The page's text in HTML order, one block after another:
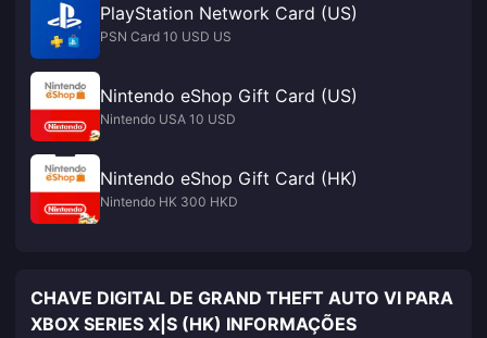
PlayStation Network Card (US)
PSN Card 10 USD US
Nintendo eShop Gift Card (US)
Nintendo USA 10 USD
Nintendo eShop Gift Card (HK)
Nintendo HK 300 HKD
CHAVE DIGITAL DE GRAND THEFT AUTO VI PARA
XBOX SERIES X|S (HK) INFORMAÇÕES